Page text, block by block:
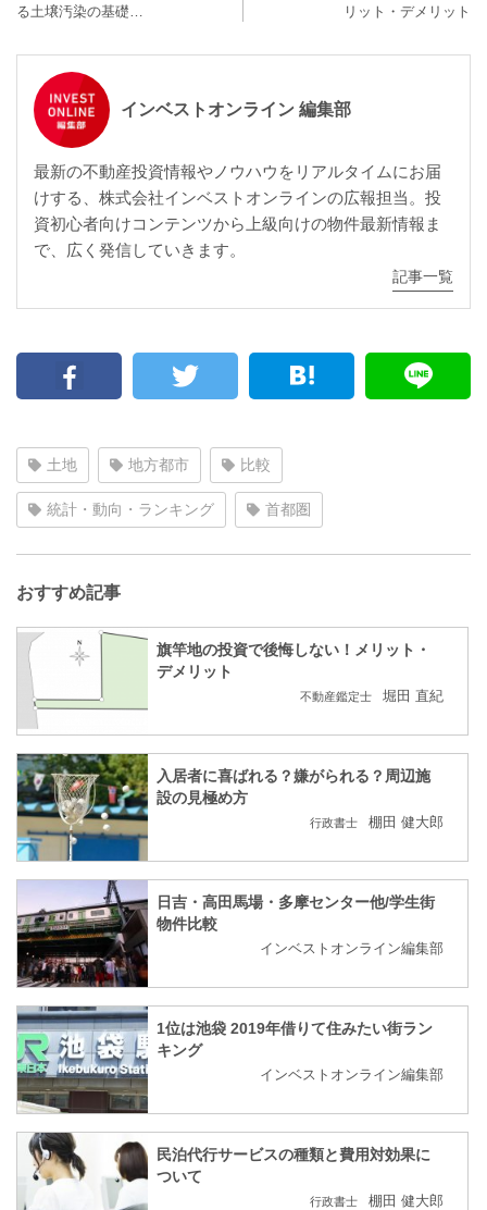
る土壌汚染の基礎…
リット・デメリット
インベストオンライン 編集部
最新の不動産投資情報やノウハウをリアルタイムにお届
けする、株式会社インベストオンラインの広報担当。投
資初心者向けコンテンツから上級向けの物件最新情報ま
で、広く発信していきます。
記事一覧
土地 地方都市 比較
統計・動向・ランキング 首都圏
おすすめ記事
旗竿地の投資で後悔しない！メリット・
デメリット
不動産鑑定士 堀田 直紀
入居者に喜ばれる？嫌がられる？周辺施
設の見極め方
行政書士 棚田 健大郎
日吉・高田馬場・多摩センター他/学生街
物件比較
インベストオンライン編集部
1位は池袋 2019年借りて住みたい街ラン
キング
インベストオンライン編集部
民泊代行サービスの種類と費用対効果に
ついて
行政書士 棚田 健大郎